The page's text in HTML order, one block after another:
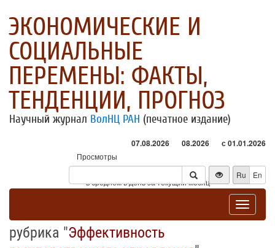
ЭКОНОМИЧЕСКИЕ И
СОЦИАЛЬНЫЕ
ПЕРЕМЕНЫ: ФАКТЫ,
ТЕНДЕНЦИИ, ПРОГНОЗ
Научный журнал ВолНЦ РАН (печатное издание)
07.08.2026 08.2026 с 01.01.2026
Просмотры
Посетители
* - в среднем в день за текущий месяц
Ru En
Toggle
рубрика "Эффективность